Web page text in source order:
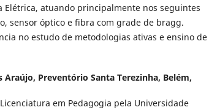
Elétrica, atuando principalmente nos seguintes
sensor óptico e fibra com grade de bragg.
no estudo de metodologias ativas e ensino de
Araújo, Preventório Santa Terezinha, Belém,
em Pedagogia pela Universidade